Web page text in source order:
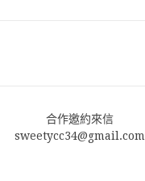
合作邀約來信
sweetycc34@gmail.com